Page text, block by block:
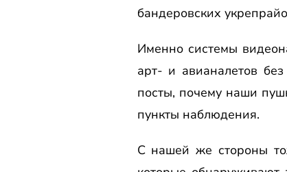
бандеровских
Именно системы
арт- и авианалетов
посты, почему наши
пункты наблюдения.
С нашей же стороны